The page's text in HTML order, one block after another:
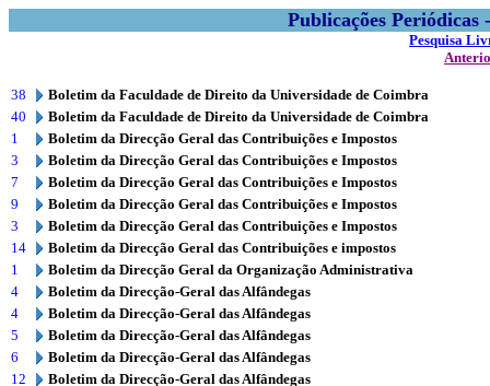
Publicações
Pesquisa
38
Boletim da Faculdade de Direito da Universidade de Coimbra
40
Boletim da Faculdade de Direito da Universidade de Coimbra
1
Boletim da Direcção Geral das Contribuições e Impostos
3
Boletim da Direcção Geral das Contribuições e Impostos
7
Boletim da Direcção Geral das Contribuições e Impostos
9
Boletim da Direcção Geral das Contribuições e Impostos
3
Boletim da Direcção Geral das Contribuições e Impostos
14
Boletim da Direcção Geral das Contribuições e impostos
1
Boletim da Direcção Geral da Organização Administrativa
4
Boletim da Direcção-Geral das Alfândegas
4
Boletim da Direcção-Geral das Alfândegas
5
Boletim da Direcção-Geral das Alfândegas
6
Boletim da Direcção-Geral das Alfândegas
12
Boletim da Direcção-Geral das Alfândegas